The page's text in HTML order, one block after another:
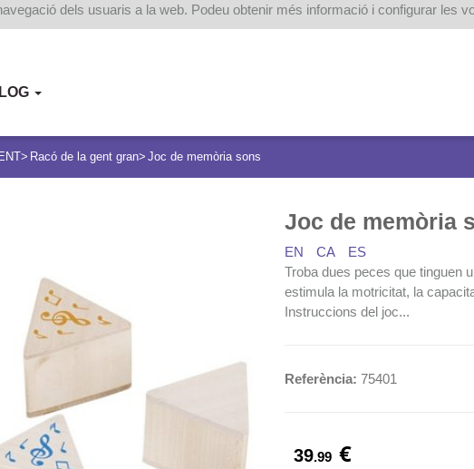
dels usuaris a la web. Podeu obtenir més informació i configurar les
Racó de la gent gran Joc de memòria sons
Joc de memòria
EN CA
ES
Troba dues peces que tinguen
estimula la motricitat, la
Instruccions del joc...
Referència: 75401
39.99 €